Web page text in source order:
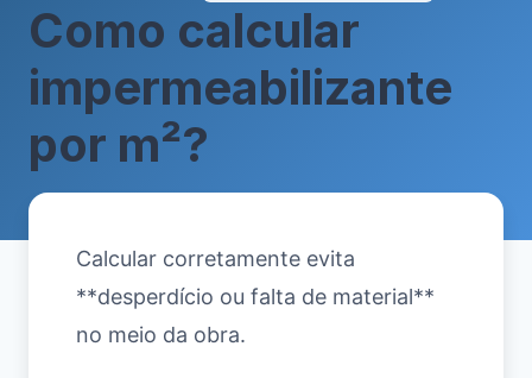
Como calcular
impermeabilizante
por m²?
Calcular corretamente evita
**desperdício ou falta de material**
no meio da obra.